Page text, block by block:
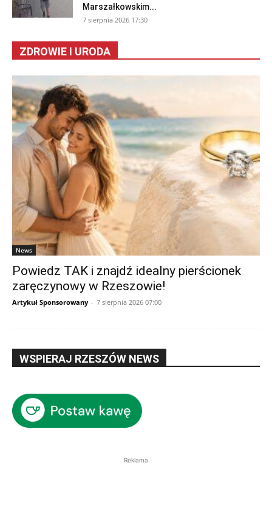
Marszałkowskim...
7 sierpnia 2026 17:30
ZDROWIE I URODA
News
Powiedz TAK i znajdź idealny pierścionek
zaręczynowy w Rzeszowie!
Artykuł Sponsorowany - 7 sierpnia 2026 07:00
WSPIERAJ RZESZÓW NEWS
Reklama